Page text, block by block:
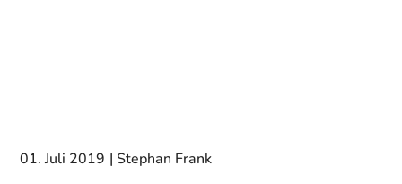
01. Juli 2019 |Stephan Frank